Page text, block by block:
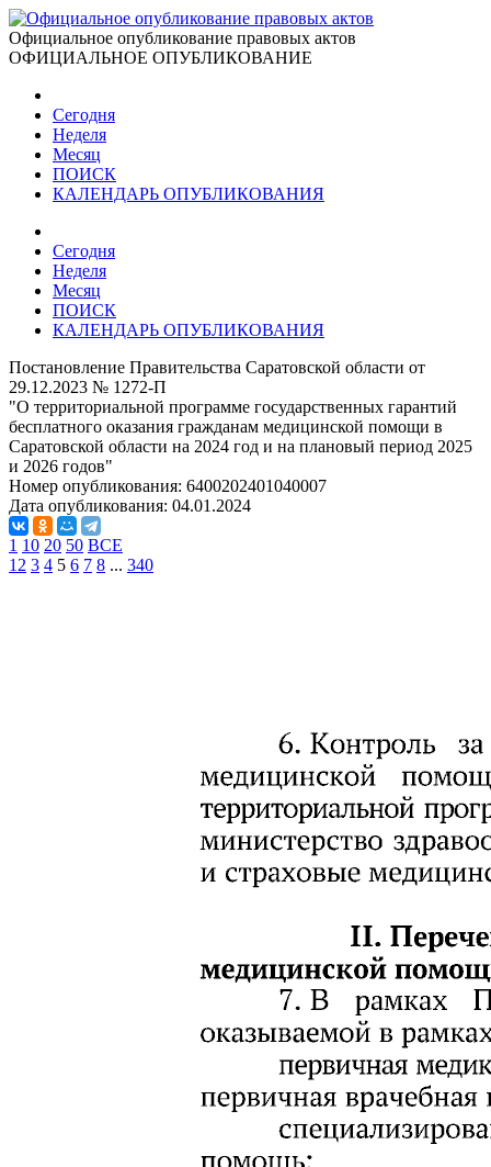
Официальное опубликование правовых актов
ОФИЦИАЛЬНОЕ ОПУБЛИКОВАНИЕ
Сегодня
Неделя
Месяц
ПОИСК
КАЛЕНДАРЬ ОПУБЛИКОВАНИЯ
Сегодня
Неделя
Месяц
ПОИСК
КАЛЕНДАРЬ ОПУБЛИКОВАНИЯ
Постановление Правительства Саратовской области от
29.12.2023 № 1272-П
"О территориальной программе государственных гарантий
бесплатного оказания гражданам медицинской помощи в
Саратовской области на 2024 год и на плановый период 2025
и 2026 годов"
Номер опубликования: 6400202401040007
Дата опубликования: 04.01.2024
1 10 20 50 ВСЕ
1 2 3 4 5 6 7 8 ... 340